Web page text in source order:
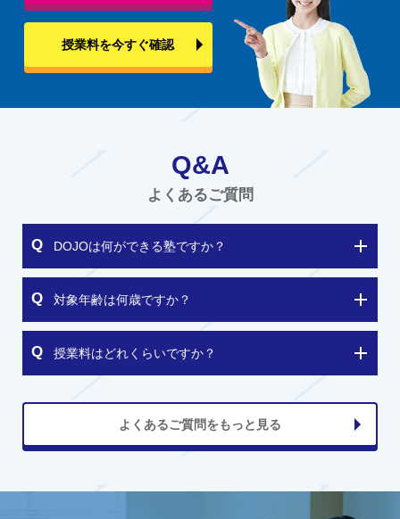
授業料を今すぐ確認
Q&A
よくあるご質問
DOJOは何ができる塾ですか？
対象年齢は何歳ですか？
授業料はどれくらいですか？
よくあるご質問をもっと見る